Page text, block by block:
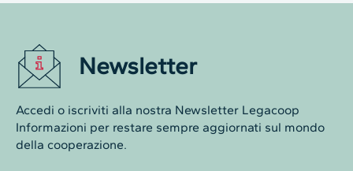
Newsletter
Accedi o iscriviti alla nostra Newsletter Legacoop
Informazioni per restare sempre aggiornati sul mondo
della cooperazione.